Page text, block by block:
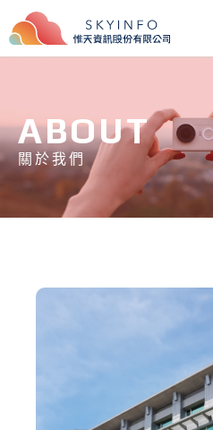
ABOUT
關於我們